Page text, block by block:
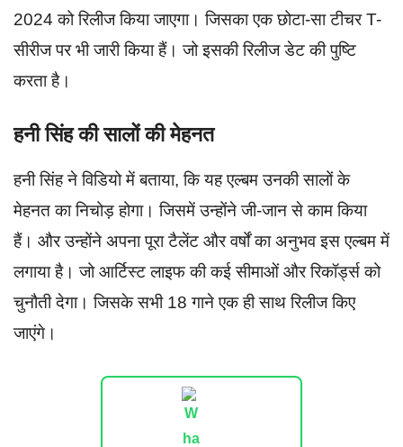
2024 को रिलीज किया जाएगा। जिसका एक छोटा-सा टीचर T-
सीरीज पर भी जारी किया हैं। जो इसकी रिलीज डेट की पुष्टि
करता है।
हनी सिंह की सालों की मेहनत
हनी सिंह ने विडियो में बताया, कि यह एल्बम उनकी सालों के
मेहनत का निचोड़ होगा। जिसमें उन्होंने जी-जान से काम किया
हैं। और उन्होंने अपना पूरा टैलेंट और वर्षों का अनुभव इस एल्बम में
लगाया है। जो आर्टिस्ट लाइफ की कई सीमाओं और रिकॉर्ड्स को
चुनौती देगा। जिसके सभी 18 गाने एक ही साथ रिलीज किए
जाएंगे।